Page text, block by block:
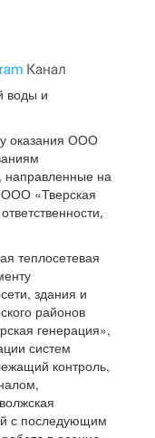
воды и
оказания ООО
направленные на
ООО «Тверская
теплосетевая
здания и
районов
генерация»,
систем
контроль,
с последующим